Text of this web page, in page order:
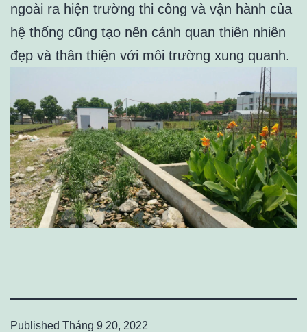
ngoài ra hiện trường thi công và vận hành của
hệ thống cũng tạo nên cảnh quan thiên nhiên
đẹp và thân thiện với môi trường xung quanh.
Published Tháng 9 20, 2022